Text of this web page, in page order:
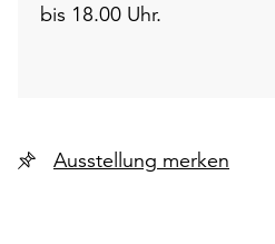
bis 18.00 Uhr.
Ausstellung merken